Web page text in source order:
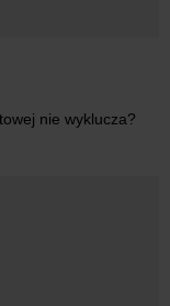
nie wyklucza?